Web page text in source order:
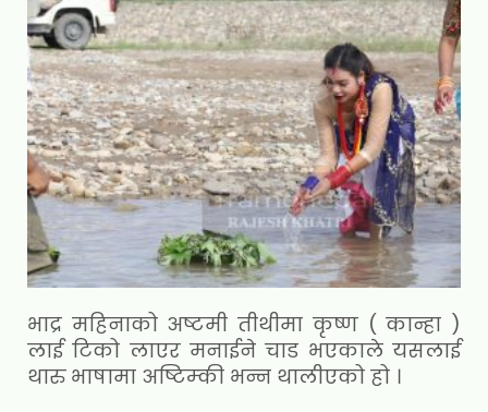
भाद्र महिनाको अष्टमी तीथीमा कृष्ण ( कान्हा )
लाई टिको लाएर मनाईने चाड भएकाले यसलाई
थारु भाषामा अष्टिम्की भन्न थालीएको हो ।